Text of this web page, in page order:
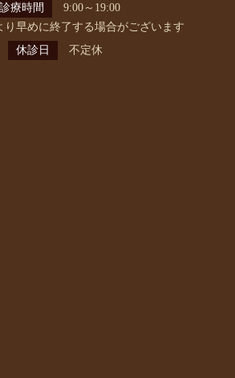
診療時間
9:00～19:00
早めに終了する場合がございます
休診日
不定休